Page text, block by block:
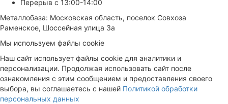
Перерыв с 13:00-14:00
Металлобаза: Московская область, поселок Совхоза
Раменское, Шоссейная улица 3а
Мы используем файлы cookie
Наш сайт использует файлы cookie для аналитики и
персонализации. Продолжая использовать сайт после
ознакомления с этим сообщением и предоставления своего
выбора, вы соглашаетесь с нашей Политикой обработки
персональных данных